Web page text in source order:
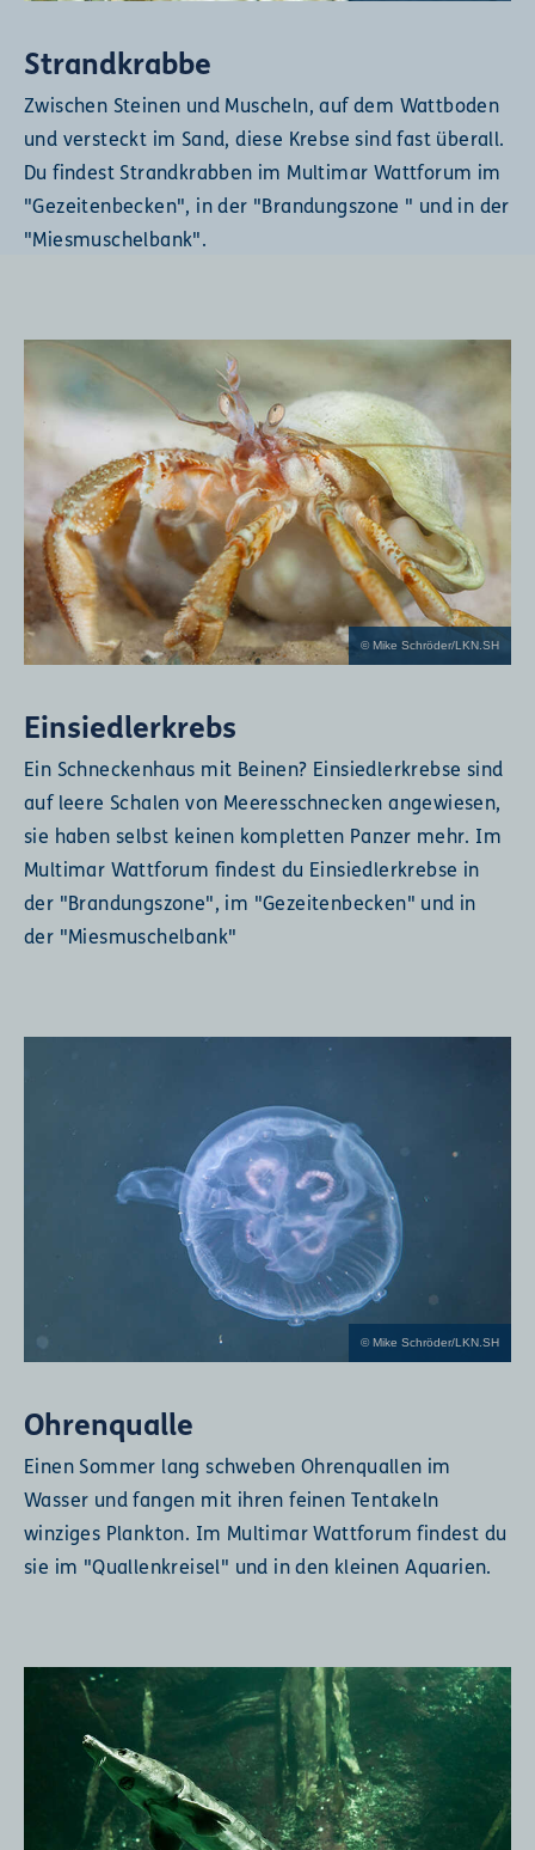
Strandkrabbe
Zwischen Steinen und Muscheln, auf dem Wattboden
und versteckt im Sand, diese Krebse sind fast überall.
Du findest Strandkrabben im Multimar Wattforum im
"Gezeitenbecken", in der "Brandungszone " und in der
"Miesmuschelbank".
© Mike Schröder/LKN.SH
Einsiedlerkrebs
Ein Schneckenhaus mit Beinen? Einsiedlerkrebse sind
auf leere Schalen von Meeresschnecken angewiesen,
sie haben selbst keinen kompletten Panzer mehr. Im
Multimar Wattforum findest du Einsiedlerkrebse in
der "Brandungszone", im "Gezeitenbecken" und in
der "Miesmuschelbank"
© Mike Schröder/LKN.SH
Ohrenqualle
Einen Sommer lang schweben Ohrenquallen im
Wasser und fangen mit ihren feinen Tentakeln
winziges Plankton. Im Multimar Wattforum findest du
sie im "Quallenkreisel" und in den kleinen Aquarien.